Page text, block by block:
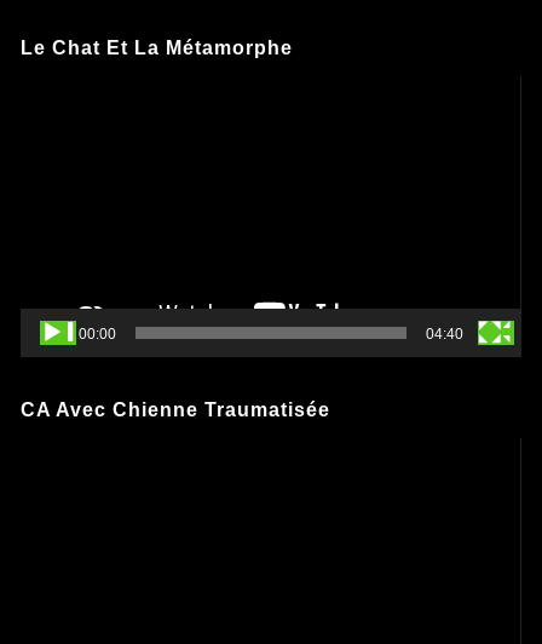
Le Chat Et La Métamorphe
00:00 04:40
CA Avec Chienne Traumatisée